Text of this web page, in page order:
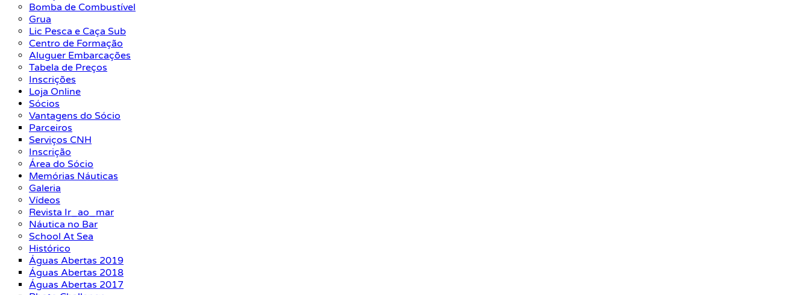
Bomba de Combustível
Grua
Lic Pesca e Caça Sub
Centro de Formação
Aluguer Embarcações
Tabela de Preços
Inscrições
Loja Online
Sócios
Vantagens do Sócio
Parceiros
Serviços CNH
Inscrição
Área do Sócio
Memórias Náuticas
Galeria
Vídeos
Revista Ir_ao_mar
Náutica no Bar
School At Sea
Histórico
Águas Abertas 2019
Águas Abertas 2018
Águas Abertas 2017